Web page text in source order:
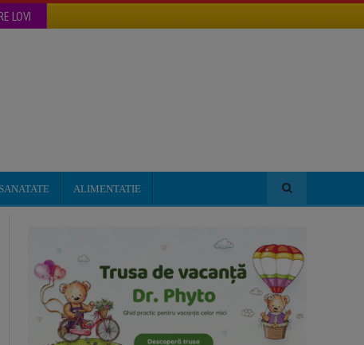
LOVI
SANATATE ALIMENTATIE